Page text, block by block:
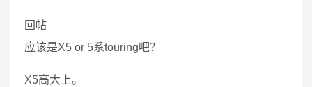
回帖
应该是X5 or 5系touring吧？
X5高大上。